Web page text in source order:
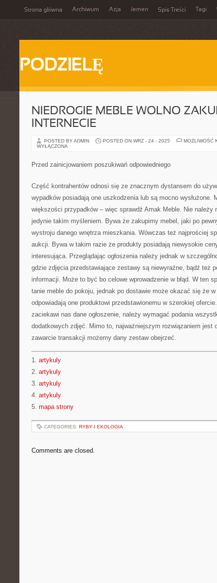
Strona główna Archiwum Azja Jemen Spis Treści Tagi
PODZIELĘ
NIEDROGIE MEBLE WOLNO
INTERNECIE
POSTED BY ADMIN POSTED ON WRZ - 24 - 2025
MOŻLIWOŚĆ
WYŁĄCZONA
Przed zainicjowaniem poszukiwań odpowiedniego
Część kontrahentów odnosi się ze znacznym dystansem do
wypadków posiadają one uszkodzenia lub są mocno wysłużone.
większości przypadków – więc sprawdź Amak Meble. Nie należy
jedynie takim myśleniem. Bywa że zakupimy mebel, jaki po
wystroju danego wnętrza mieszkania. Wówczas też najprościej
aukcji. Bywa w takim razie że produkty posiadają niewysokie
interesująca. Przeglądając ogłoszenia należy jednak w
gdzie zdjęcia przedstawiające zestawy są niewyraźne, bądź też
informacji. Może to być bo celowe wprowadzenie w błąd. W ten
tanie meble do pokoju, jednak po dostawie może okazać się że
odpowiadają one produktowi przedstawionemu w szerokiej
zaciekawi nas dane ogłoszenie, należy wymagać podania
dodatkowych zdjęć. Mimo to, najważniejszym rozwiązaniem jest
zawarcie transakcji możemy dany zestaw obejrzeć.
1. artykuly
2. artykuly
3. artykuly
4. artykuly
5. mapa strony
CATEGORIES: RYBY I EKOLOGIA
Comments are closed.